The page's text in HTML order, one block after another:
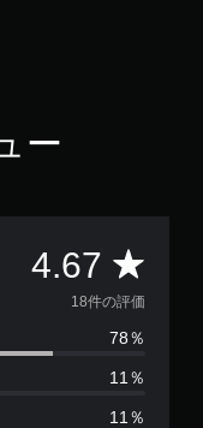
ー
4.67 評
価
数
は
18件の評価
78％
11％
11％